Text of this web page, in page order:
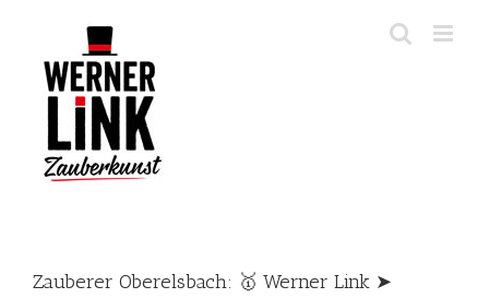
content
Zauberer Oberelsbach: 🥇 Werner Link ➤